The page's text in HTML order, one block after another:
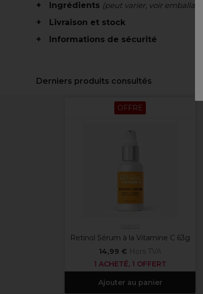
Ingrédients (peut varier, voir emballage)
Livraison et stock
Informations de sécurité
Derniers produits consultés
OFFRE
Retinol Sérum à la Vitamine C 63g
14,99 € Hors TVA
1 ACHETÉ, 1 OFFERT
Ajouter au panier